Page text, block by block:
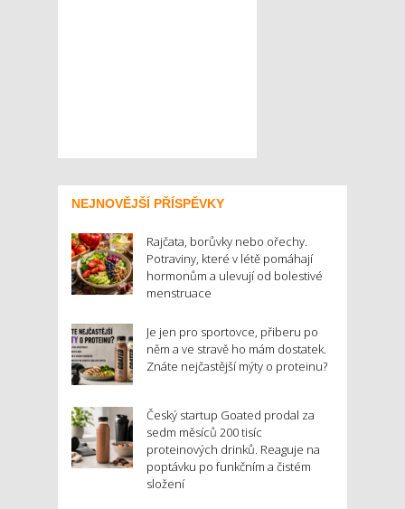
NEJNOVĚJŠÍ PŘÍSPĚVKY
Rajčata, borůvky nebo ořechy.
Potraviny, které v létě pomáhají
hormonům a ulevují od bolestivé
menstruace
Je jen pro sportovce, přiberu po
něm a ve stravě ho mám dostatek.
Znáte nejčastější mýty o proteinu?
Český startup Goated prodal za
sedm měsíců 200 tisíc
proteinových drinků. Reaguje na
poptávku po funkčním a čistém
složení